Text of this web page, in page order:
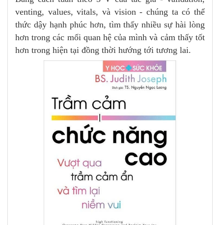
venting, values, vitals, và vision - chúng ta có thể
thức dậy hạnh phúc hơn, tìm thấy nhiều sự hài lòng
hơn trong các mối quan hệ của mình và cảm thấy tốt
hơn trong hiện tại đồng thời hướng tới tương lai.